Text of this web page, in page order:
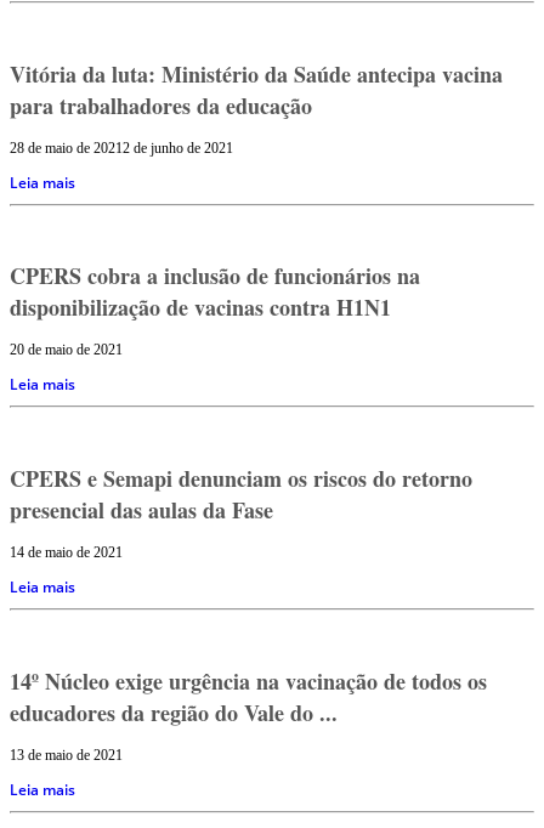
Vitória da luta: Ministério da Saúde antecipa vacina
para trabalhadores da educação
28 de maio de 20212 de junho de 2021
Leia mais
CPERS cobra a inclusão de funcionários na
disponibilização de vacinas contra H1N1
20 de maio de 2021
Leia mais
CPERS e Semapi denunciam os riscos do retorno
presencial das aulas da Fase
14 de maio de 2021
Leia mais
14º Núcleo exige urgência na vacinação de todos os
educadores da região do Vale do ...
13 de maio de 2021
Leia mais